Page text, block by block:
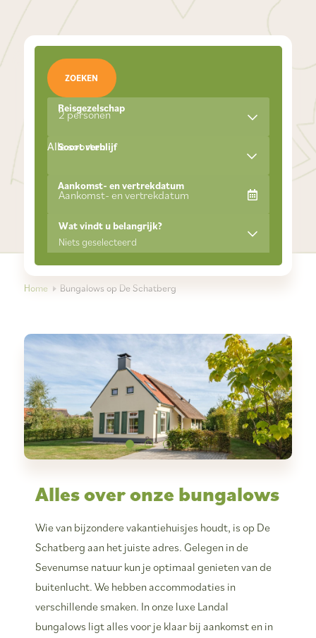
Soort verblijf
Alle soorten
Aankomst- en vertrekdatum
Reisgezelschap
2 personen
ZOEKEN
Wat vindt u belangrijk?
Niets geselecteerd
Home Bungalows op De Schatberg
Alles overonze bungalows
Wie van bijzondere vakantiehuisjes houdt, is op De
Schatberg aan het juiste adres. Gelegen in de
Sevenumse natuur kun je optimaal genieten van de
buitenlucht. We hebben accommodaties in
verschillende smaken. In onze luxe Landal
bungalows ligt alles voor je klaar bij aankomst en in